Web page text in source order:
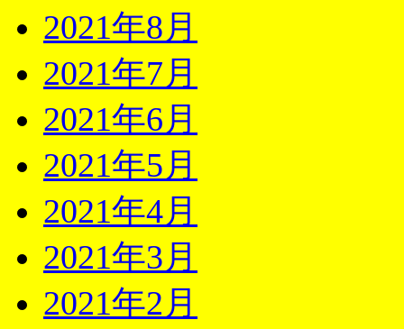
2021年8月
2021年7月
2021年6月
2021年5月
2021年4月
2021年3月
2021年2月